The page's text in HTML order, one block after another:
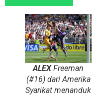
ALEXFreeman
(#16) dari Amerika
Syarikat menanduk